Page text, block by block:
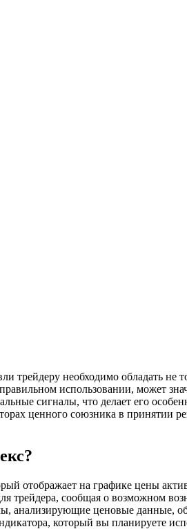
трейдеру необходимо обладать
использовании, может
сигналы, что делает его
ценного союзника в принятии
отображает на графике цены
трейдера, сообщая о возможном
анализирующие ценовые
который вы планируете